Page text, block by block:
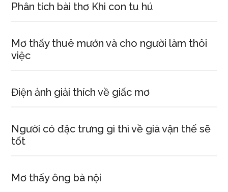
Phân tích bài thơ Khi con tu hú
Mơ thấy thuê mướn và cho người làm thôi
việc
Điện ảnh giải thích về giấc mơ
Người có đặc trưng gì thì về già vận thế sẽ
tốt
Mơ thấy ông bà nội